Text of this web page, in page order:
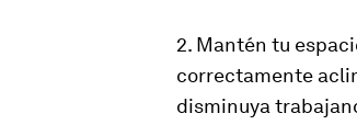
2. Mantén tu
correctamente
disminuya